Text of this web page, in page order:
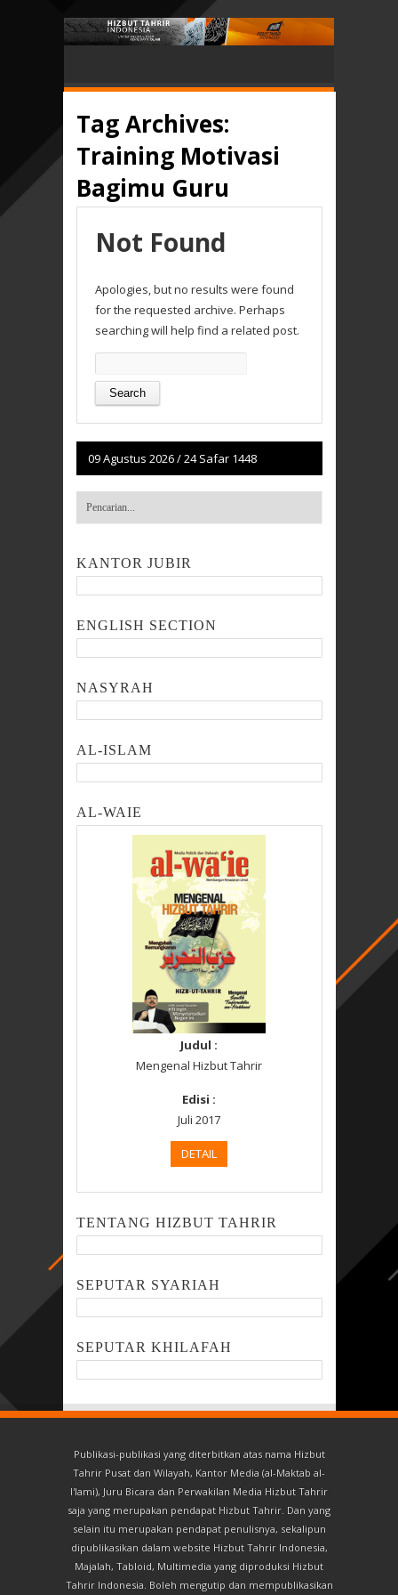
Tag Archives:
Training Motivasi
Bagimu Guru
Not Found
Apologies, but no results were found
for the requested archive. Perhaps
searching will help find a related post.
for:
09 Agustus 2026/24 Safar 1448
KANTOR JUBIR
ENGLISH SECTION
NASYRAH
AL-ISLAM
AL-WAIE
Judul :
Mengenal Hizbut Tahrir
Edisi :
Juli 2017
DETAIL
TENTANG HIZBUT TAHRIR
SEPUTAR SYARIAH
SEPUTAR KHILAFAH
Publikasi-publikasi yang diterbitkan atas nama Hizbut
Tahrir Pusat dan Wilayah, Kantor Media (al-Maktab al-
I'lami), Juru Bicara dan Perwakilan Media Hizbut Tahrir
saja yang merupakan pendapat Hizbut Tahrir. Dan yang
selain itu merupakan pendapat penulisnya, sekalipun
dipublikasikan dalam website Hizbut Tahrir Indonesia,
Majalah, Tabloid, Multimedia yang diproduksi Hizbut
Tahrir Indonesia. Boleh mengutip dan mempublikasikan